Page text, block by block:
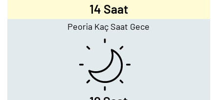
14 Saat
Peoria Kaç Saat Gece